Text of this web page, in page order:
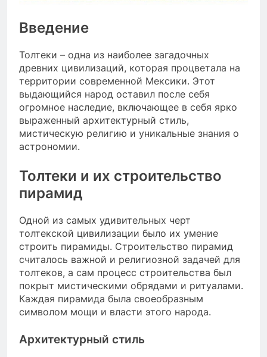
Введение
Толтеки – одна из наиболее загадочных
древних цивилизаций, которая процветала на
территории современной Мексики. Этот
выдающийся народ оставил после себя
огромное наследие, включающее в себя ярко
выраженный архитектурный стиль,
мистическую религию и уникальные знания о
астрономии.
Толтеки и их строительство
пирамид
Одной из самых удивительных черт
толтекской цивилизации было их умение
строить пирамиды. Строительство пирамид
считалось важной и религиозной задачей для
толтеков, а сам процесс строительства был
покрыт мистическими обрядами и ритуалами.
Каждая пирамида была своеобразным
символом мощи и власти этого народа.
Архитектурный стиль